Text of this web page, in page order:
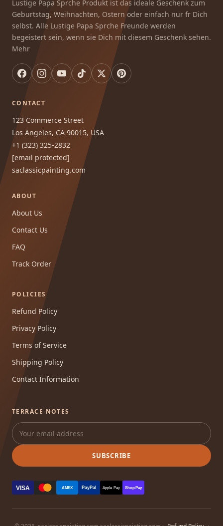
Lustige Papa Sprche Produkt ist das ideale Geschenk zum
Geburtstag, Weihnachten, Ostern oder einfach nur fr Dich
selbst. Alle Lustige Papa Sprche Freunde werden
begeistert sein, wenn sie Dich mit diesem Geschenk sehen.
Mehr
CONTACT
123 Commerce Street
Los Angeles, CA 90015, USA
+1 (323) 325-2832
[email protected]
saclassicpainting.com
ABOUT
About Us
Contact Us
FAQ
Track Order
POLICIES
Refund Policy
Privacy Policy
Terms of Service
Shipping Policy
Contact Information
TERRACE NOTES
SUBSCRIBE
VISA AMEX PayPal Apple Pay Shop Pay